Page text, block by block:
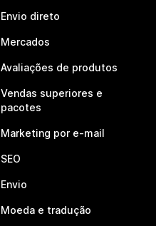
Envio direto
Mercados
Avaliações de produtos
Vendas superiores e
pacotes
Marketing por e-mail
SEO
Envio
Moeda e tradução